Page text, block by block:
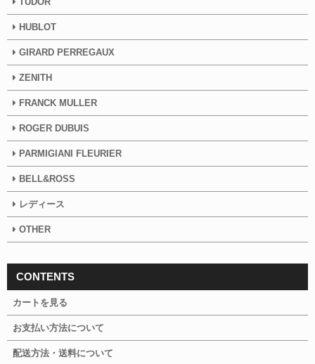
HUBLOT
GIRARD PERREGAUX
ZENITH
FRANCK MULLER
ROGER DUBUIS
PARMIGIANI FLEURIER
BELL&ROSS
レディース
OTHER
CONTENTS
カートを見る
お支払い方法について
配送方法・送料について